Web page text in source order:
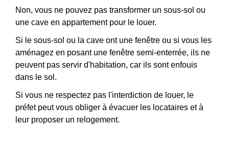
Non, vous ne pouvez pas transformer un sous-sol ou
une cave en appartement pour le louer.
Si le sous-sol ou la cave ont une fenêtre ou si vous les
aménagez en posant une fenêtre semi-enterrée, ils ne
peuvent pas servir d'habitation, car ils sont enfouis
dans le sol.
Si vous ne respectez pas l'interdiction de louer, le
préfet peut vous obliger à évacuer les locataires et à
leur proposer un relogement.